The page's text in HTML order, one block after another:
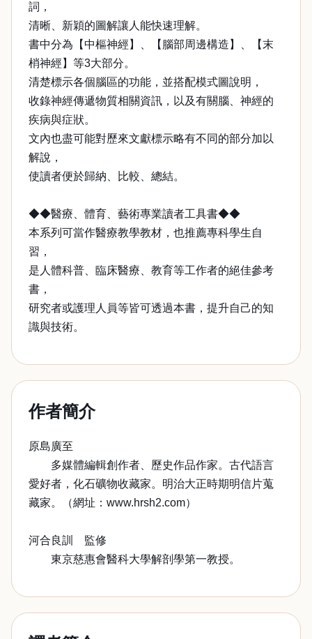
詞，
清晰、新穎的圖解讓人能快速理解。
書中分為【中樞神經】、【腦部周邊構造】、【末
梢神經】等3大部分。
清楚標示各個腦區的功能，並搭配模式圖說明，
收錄神經傳遞物質相關資訊，以及有關腦、神經的
疾病與症狀。
文內也盡可能對歷來文獻標示略有不同的部分加以
解說，
使讀者便於歸納、比較、總結。
◆◆醫療、體育、藝術專業讀者工具書◆◆
本系列可當作醫療教學教材，也推薦專科學生自
習，
是人體科普、臨床醫療、教育等工作者的絕佳參考
書，
研究者或護理人員等皆可透過本書，提升自己的知
識與技術。
作者簡介
原島廣至
多媒體編輯創作者、歷史作品作家。古代語言
愛好者，化石礦物收藏家。明治大正時期明信片蒐
藏家。（網址：www.hrsh2.com）
河合良訓 監修
東京慈惠會醫科大學解剖學第一教授。